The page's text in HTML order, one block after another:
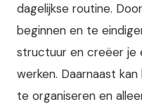
dagelijkse routine.
beginnen en te
structuur en creëer je
werken. Daarnaast
te organiseren en